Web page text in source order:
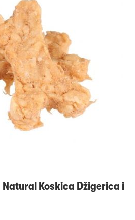
Natural Koskica Džigerica i